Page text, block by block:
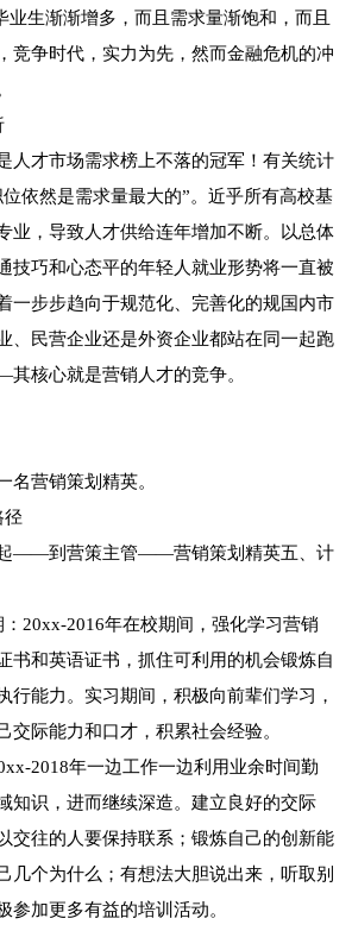
业生渐渐增多，而且需求量渐饱和，而且
竞争时代，实力为先，然而金融危机的冲
人才市场需求榜上不落的冠军！有关统计
依然是需求量最大的”。近乎所有高校基
业，导致人才供给连年增加不断。以总体
技巧和心态平的年轻人就业形势将一直被
一步步趋向于规范化、完善化的规国内市
、民营企业还是外资企业都站在同一起跑
核心就是营销人才的竞争。
名营销策划精英。
径
起——到营策主管——营销策划精英五、计
20xx-2016年在校期间，强化学习营销
书和英语证书，抓住可利用的机会锻炼自
行能力。实习期间，积极向前辈们学习，
交际能力和口才，积累社会经验。
2018年一边工作一边利用业余时间勤
知识，进而继续深造。建立良好的交际
交往的人要保持联系；锻炼自己的创新能
几个为什么；有想法大胆说出来，听取别
参加更多有益的培训活动。